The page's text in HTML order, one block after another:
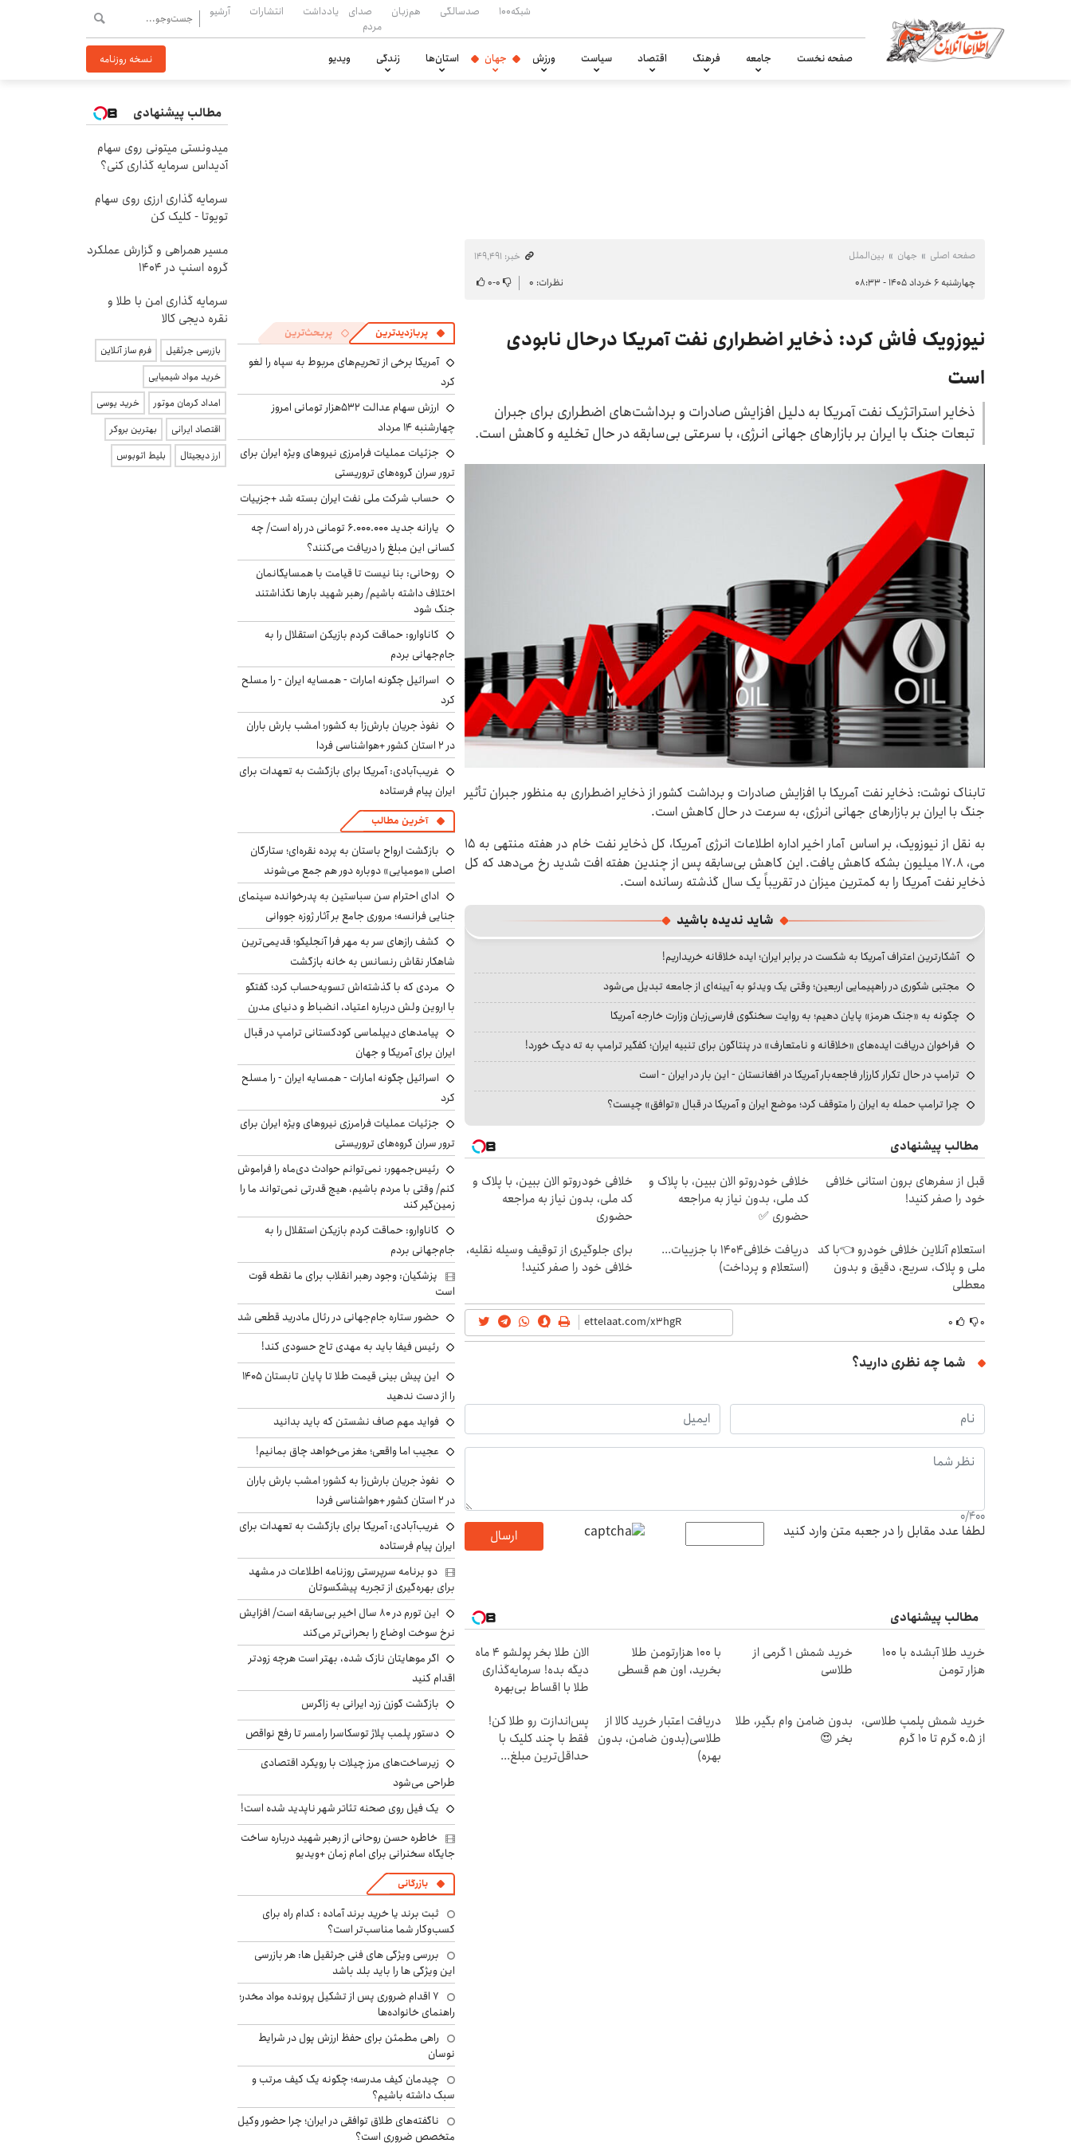
شبکه۱۰۰ صدسالگی هم‌زبان
صدای
مردم
یادداشت انتشارات آرشیو
صفحه نخست جامعه فرهنگ اقتصاد سیاست ورزش جهان استان‌ها زندگی ویدیو نسخه روزنامه
صفحه اصلی جهان بین‌الملل
خبر: ۱۴۹٬۴۹۱
چهارشنبه ۶ خرداد ۱۴۰۵ - ۰۸:۳۳
نظرات: ۰ ۰-۰
نیوزویک فاش کرد: ذخایر اضطراری نفت آمریکا درحال نابودی
است
ذخایر استراتژیک نفت آمریکا به دلیل افزایش صادرات و برداشت‌های اضطراری برای جبران
تبعات جنگ با ایران بر بازارهای جهانی انرژی، با سرعتی بی‌سابقه در حال تخلیه و کاهش است.
تابناک نوشت: ذخایر نفت آمریکا با افزایش صادرات و برداشت کشور از ذخایر اضطراری به منظور جبران تأثیر
جنگ با ایران بر بازارهای جهانی انرژی، به سرعت در حال کاهش است.
به نقل از نیوزویک، بر اساس آمار اخیر اداره اطلاعات انرژی آمریکا، کل ذخایر نفت خام در هفته منتهی به ۱۵
می، ۱۷.۸ میلیون بشکه کاهش یافت. این کاهش بی‌سابقه پس از چندین هفته افت شدید رخ می‌دهد که کل
ذخایر نفت آمریکا را به کمترین میزان در تقریباً یک سال گذشته رسانده است.
شاید ندیده باشید
آشکارترین اعتراف آمریکا به شکست در برابر ایران؛ ایده خلاقانه خریداریم!
مجتبی شکوری در راهپیمایی اربعین؛ وقتی یک ویدئو به آیینه‌ای از جامعه تبدیل می‌شود
چگونه به «جنگ هرمز» پایان دهیم؛ به روایت سخنگوی فارسی‌زبان وزارت خارجه آمریکا
فراخوان دریافت ایده‌های «خلاقانه و نامتعارف» در پنتاگون برای تنبیه ایران؛ کفگیر ترامپ به ته دیگ خورد!
ترامپ در حال تکرار کارزار فاجعه‌بار آمریکا در افغانستان - این بار در ایران - است
چرا ترامپ حمله به ایران را متوقف کرد؛ موضع ایران و آمریکا در قبال «توافق» چیست؟
مطالب پیشنهادی
قبل از سفرهای برون استانی خلافی
خود را صفر کنید!
خلافی خودروتو الان ببین، با پلاک و
کد ملی، بدون نیاز به مراجعه
حضوری ✅
خلافی خودروتو الان ببین، با پلاک و
کد ملی، بدون نیاز به مراجعه
حضوری
استعلام آنلاین خلافی خودرو 👈با کد
ملی و پلاک، سریع، دقیق و بدون
معطلی
دریافت خلافی۱۴۰۴ با جزییات...
(استعلام و پرداخت)
برای جلوگیری از توقیف وسیله نقلیه،
خلافی خود را صفر کنید!
۰ ۰
شما چه نظری دارید؟
0/400
لطفا عدد مقابل را در جعبه متن وارد کنید ارسال
مطالب پیشنهادی
خرید طلا آبشده با 100
هزار تومن
خرید شمش 1 گرمی از
طلاسی
با ۱۰۰ هزارتومن طلا
بخرید، اون هم قسطی
الان طلا بخر پولشو 4 ماه
دیگه بده! سرمایه‌گذاری
طلا با اقساط بی‌بهره
خرید شمش پلمپ طلاسی،
از ۰.۵ گرم تا ۱۰ گرم
بدون ضامن وام بگیر، طلا
بخر 😍
دریافت اعتبار خرید کالا از
طلاسی(بدون ضامن، بدون
بهره)
پس‌اندازت رو طلا کن!
فقط با چند کلیک با
حداقل‌ترین مبلغ...
پربازدیدترین پربحث‌ترین
آمریکا برخی از تحریم‌های مربوط به سپاه را لغو
کرد
ارزش سهام عدالت ۵۳۲هزار تومانی امروز
چهارشنبه ۱۴ مرداد
جزئیات عملیات فرامرزی نیروهای ویژه ایران برای
ترور سران گروه‌های تروریستی
حساب‌ شرکت ملی نفت ایران بسته شد +جزییات
یارانه جدید ۶.۰۰۰.۰۰۰ تومانی در راه است/ چه
کسانی این مبلغ را دریافت می‌کنند؟
روحانی: بنا نیست تا قیامت با همسایگانمان
اختلاف داشته باشیم/ رهبر شهید بارها نگذاشتند
جنگ شود
کاناوارو: حماقت کردم بازیکن استقلال را به
جام‌جهانی بردم
اسرائیل چگونه امارات - همسایه ایران - را مسلح
کرد
نفوذ جریان بارش‌زا به کشور؛ امشب بارش باران
در ۲ استان کشور +هواشناسی فردا
غریب‌آبادی: آمریکا برای بازگشت به تعهدات برای
ایران پیام فرستاده
آخرین مطالب
بازگشت ارواح باستان به پرده نقره‌ای؛ ستارگان
اصلی «مومیایی» دوباره دور هم جمع می‌شوند
ادای احترام سن سباستین به پدرخوانده سینمای
جنایی فرانسه؛ مروری جامع بر آثار ژوزه جووانی
کشف رازهای سر به مهر فرا آنجلیکو؛ قدیمی‌ترین
شاهکار نقاش رنسانس به خانه بازگشت
مردی که با گذشته‌اش تسویه‌حساب کرد؛ گفتگو
با اروین ولش درباره اعتیاد، انضباط و دنیای مدرن
پیامدهای دیپلماسی کودکستانی ترامپ در قبال
ایران برای آمریکا و جهان
اسرائیل چگونه امارات - همسایه ایران - را مسلح
کرد
جزئیات عملیات فرامرزی نیروهای ویژه ایران برای
ترور سران گروه‌های تروریستی
رئیس‌جمهور: نمی‌توانم حوادث دی‌ماه را فراموش
کنم/ وقتی با مردم باشیم، هیچ قدرتی نمی‌تواند ما را
زمین‌گیر کند
کاناوارو: حماقت کردم بازیکن استقلال را به
جام‌جهانی بردم
پزشکیان: وجود رهبر انقلاب برای ما نقطه قوت
است
حضور ستاره جام‌جهانی در رئال مادرید قطعی شد
رئیس فیفا باید به مهدی تاج حسودی کند!
این پیش بینی قیمت طلا تا پایان تابستان ۱۴۰۵
را از دست ندهید
فواید مهم صاف نشستن که باید بدانید
عجیب اما واقعی؛ مغز می‌خواهد چاق بمانیم!
نفوذ جریان بارش‌زا به کشور؛ امشب بارش باران
در ۲ استان کشور +هواشناسی فردا
غریب‌آبادی: آمریکا برای بازگشت به تعهدات برای
ایران پیام فرستاده
دو برنامه سرپرستی روزنامه اطلاعات در مشهد
برای بهره‌گیری از تجربه پیشکسوتان
این تورم در ۸۰ سال اخیر بی‌سابقه است/ افزایش
نرخ سوخت اوضاع را بحرانی‌تر می‌کند
اگر موهایتان نازک شده، بهتر است هرچه زودتر
اقدام کنید
بازگشت گوزن زرد ایرانی به زاگرس
دستور پلمب پلاژ توسکاسرا رامسر تا رفع نواقص
زیرساخت‌های مرز چیلات با رویکرد اقتصادی
طراحی می‌شود
یک فیل روی صحنه تئاتر شهر ناپدید شده است!
خاطره حسن روحانی از رهبر شهید درباره ساخت
جایگاه سخنرانی برای امام زمان +ویدیو
بازرگانی
ثبت برند یا خرید برند آماده : کدام راه برای
کسب‌وکار شما مناسب‌تر است؟
بررسی ویژگی های فنی جرثقیل ها: هر بازرسی
این ویژگی ها را باید بلد باشد
۷ اقدام ضروری پس از تشکیل پرونده مواد مخدر؛
راهنمای خانواده‌ها
راهی مطمئن برای حفظ ارزش پول در شرایط
نوسان
چیدمان کیف مدرسه؛ چگونه یک کیف مرتب و
سبک داشته باشیم؟
ناگفته‌های طلاق توافقی در ایران؛ چرا حضور وکیل
متخصص ضروری است؟
مطالب پیشنهادی
میدونستی میتونی روی سهام
آدیداس سرمایه گذاری کنی؟
سرمایه گذاری ارزی روی سهام
تویوتا - کلیک کن
مسیر همراهی و گزارش عملکرد
گروه اسنپ در ۱۴۰۴
سرمایه گذاری امن با طلا و
نقره دیجی کالا
بازرسی جرثقیل
فرم ساز آنلاین
خرید مواد شیمیایی
امداد کرمان موتور
خرید یوسی
اقتصاد ایرانی
بهترین بروکر
ارز دیجیتال
بلیط اتوبوس